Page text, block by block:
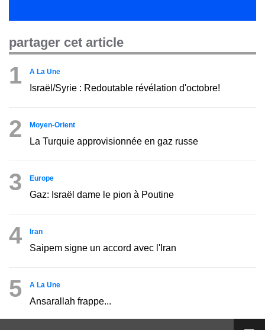
partager cet article
1 A La Une
Israël/Syrie : Redoutable révélation d'octobre!
2 Moyen-Orient
La Turquie approvisionnée en gaz russe
3 Europe
Gaz: Israël dame le pion à Poutine
4 Iran
Saipem signe un accord avec l'Iran
5 A La Une
Ansarallah frappe...